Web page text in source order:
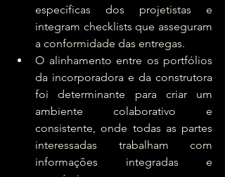
específicas dos projetistas e
integram checklists que asseguram
a conformidade das entregas.
O alinhamento entre os portfólios
da incorporadora e da construtora
foi determinante para criar um
ambiente colaborativo e
consistente, onde todas as partes
interessadas trabalham com
informações integradas e